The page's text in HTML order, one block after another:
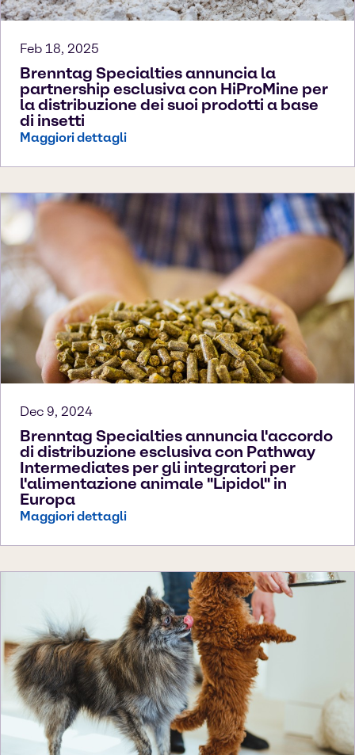
Feb 18, 2025
Brenntag Specialties annuncia la
partnership esclusiva con HiProMine per
la distribuzione dei suoi prodotti a base
di insetti
Maggiori dettagli
Dec 9, 2024
Brenntag Specialties annuncia l'accordo
di distribuzione esclusiva con Pathway
Intermediates per gli integratori per
l'alimentazione animale "Lipidol" in
Europa
Maggiori dettagli